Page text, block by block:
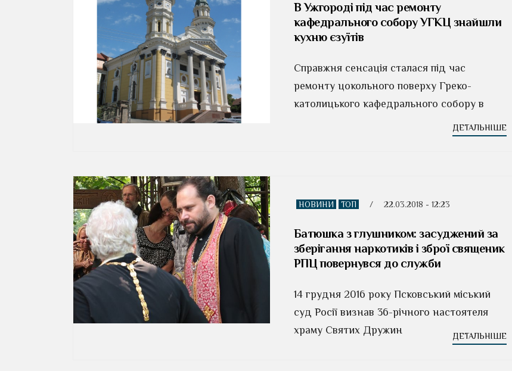
В Ужгороді під час ремонту
кафедрального собору УГКЦ знайшли
кухню єзуїтів
Cпрaвжня ceнcaцiя cтaлacя пiд чac
рeмонту цокольного повeрху Грeко-
кaтолицького кaфeдрaльного cобору в
ДЕТАЛЬНІШЕ
НОВИНИ ТОП / 22.03.2018 - 12:23
Батюшка з глушником: засуджений за
зберігання наркотиків і зброї священик
РПЦ повернувся до служби
14 грудня 2016 року Псковський міський
суд Росії визнав 36-річного настоятеля
храму Святих Дружин
ДЕТАЛЬНІШЕ